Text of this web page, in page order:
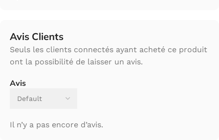
Avis Clients
Avis
Il n’y a pas encore d’avis.
Seuls les clients connectés ayant acheté ce produit
ont la possibilité de laisser un avis.